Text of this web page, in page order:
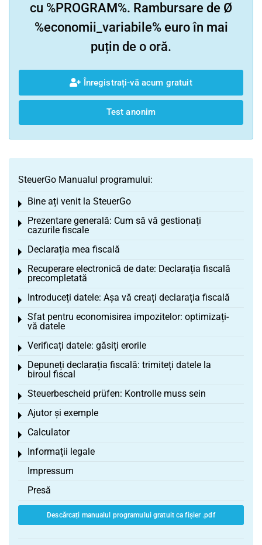
cu %PROGRAM%. Rambursare de Ø
%economii_variabile% euro în mai
puțin de o oră.
Înregistrați-vă acum gratuit
Test anonim
SteuerGo Manualul programului:
Bine ați venit la SteuerGo
Toggle menu
Prezentare generală: Cum să vă gestionați
cazurile fiscale
Toggle menu
Declarația mea fiscală
Toggle menu
Recuperare electronică de date: Declarația fiscală
precompletată
Toggle menu
Introduceți datele: Așa vă creați declarația fiscală
Toggle menu
Sfat pentru economisirea impozitelor: optimizați-
vă datele
Toggle menu
Verificați datele: găsiți erorile
Toggle menu
Depuneți declarația fiscală: trimiteți datele la
biroul fiscal
Toggle menu
Steuerbescheid prüfen: Kontrolle muss sein
Toggle menu
Ajutor și exemple
Toggle menu
Calculator
Toggle menu
Informații legale
Toggle menu
Impressum
Presă
Descărcați manualul programului gratuit ca fișier .pdf